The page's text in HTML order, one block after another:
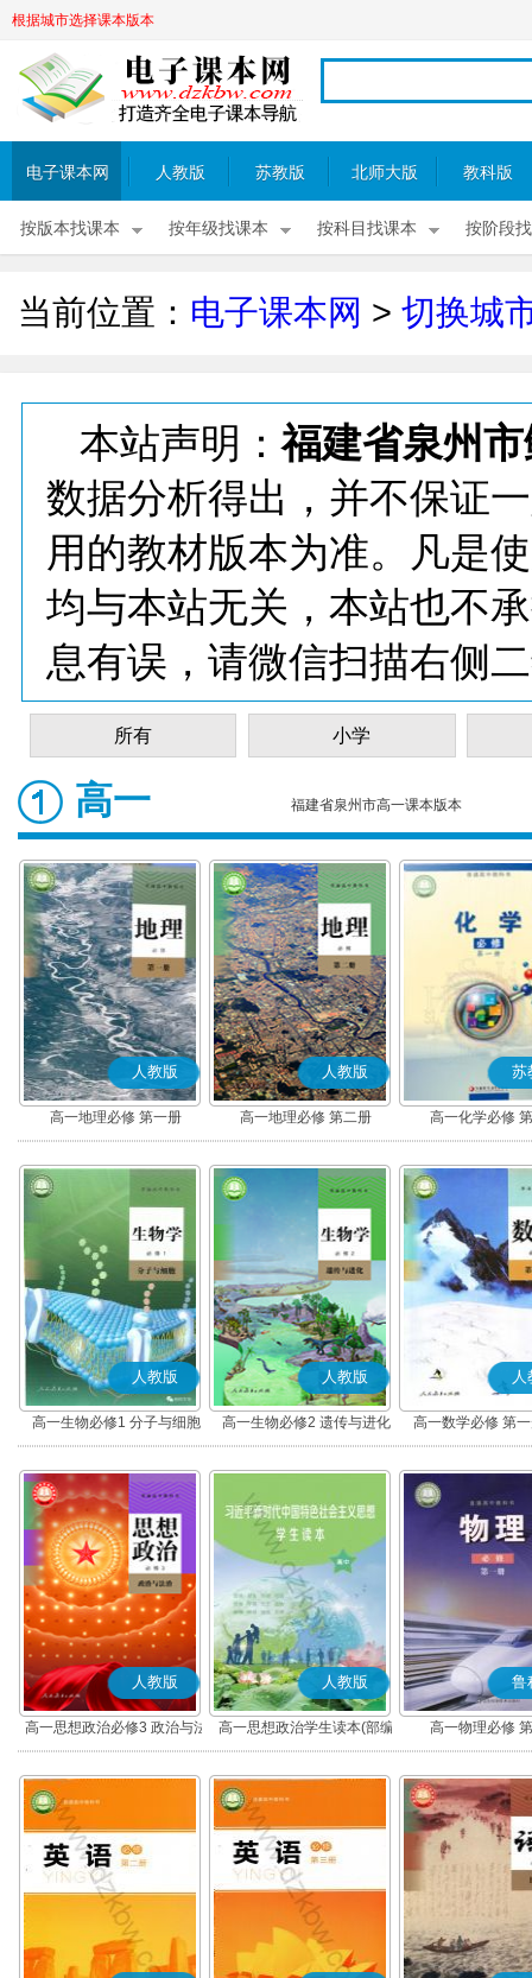
根据城市选择课本版本
电子课本网 人教版 苏教版 北师大版 教科版
按版本找课本 按年级找课本 按科目找课本 按阶段
当前位置： 电子课本网 > 切换城
本站声明：福建省泉州
数据分析得出，并不保证
用的教材版本为准。凡是
均与本站无关，本站也不
息有误，请微信扫描右侧
所有 小学
高一 福建省泉州市高一课本版本
人教版
高一地理必修 第一册
人教版
高一地理必修 第二册
苏
高一化学必修
人教版
高一生物必修1 分子与细胞
人教版
高一生物必修2 遗传与进化
人
高一数学必修 第
人教版
高一思想政治必修3 政治与法
治(部编版)
人教版
高一思想政治学生读本(部编
版)
鲁
高一物理必修